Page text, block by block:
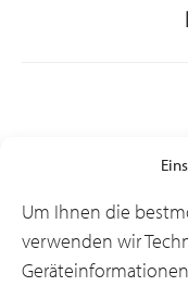
Um Ihnen die
verwenden wir